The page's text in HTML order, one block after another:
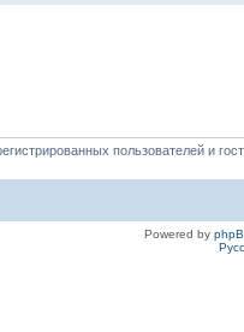
пользователей и
Powered by